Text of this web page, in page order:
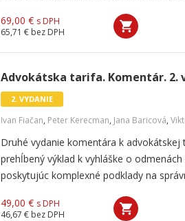
69,00 € s DPH
65,71 € bez DPH
Advokátska tarifa. Komentár. 2.
2. VYDANIE
Ivan Fiačan, Peter Kerecman, Jana Baricová,
Druhé vydanie komentára k advokátskej
prehĺbený výklad k vyhláške o
poskytujúc komplexné podklady na
49,00 € s DPH
46,67 € bez DPH